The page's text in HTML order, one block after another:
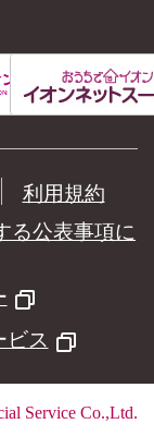
利用規約
る公表事項に
ビス
Service Co.,Ltd.